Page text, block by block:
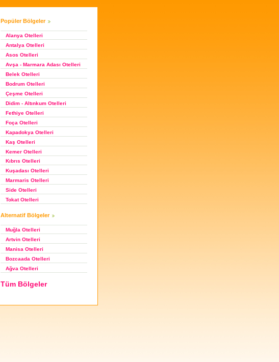
Popüler Bölgeler
Alanya Otelleri
Antalya Otelleri
Asos Otelleri
Avşa - Marmara Adası Otelleri
Belek Otelleri
Bodrum Otelleri
Çeşme Otelleri
Didim - Altınkum Otelleri
Fethiye Otelleri
Foça Otelleri
Kapadokya Otelleri
Kaş Otelleri
Kemer Otelleri
Kıbrıs Otelleri
Kuşadası Otelleri
Marmaris Otelleri
Side Otelleri
Tokat Otelleri
Alternatif Bölgeler
Muğla Otelleri
Artvin Otelleri
Manisa Otelleri
Bozcaada Otelleri
Ağva Otelleri
Tüm Bölgeler